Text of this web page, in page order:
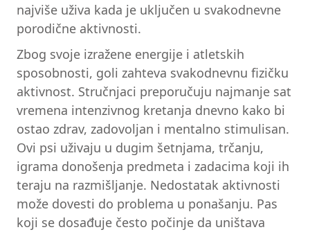
najviše uživa kada je uključen u svakodnevne
porodične aktivnosti.
Zbog svoje izražene energije i atletskih
sposobnosti, goli zahteva svakodnevnu fizičku
aktivnost. Stručnjaci preporučuju najmanje sat
vremena intenzivnog kretanja dnevno kako bi
ostao zdrav, zadovoljan i mentalno stimulisan.
Ovi psi uživaju u dugim šetnjama, trčanju,
igrama donošenja predmeta i zadacima koji ih
teraju na razmišljanje. Nedostatak aktivnosti
može dovesti do problema u ponašanju. Pas
koji se dosađuje često počinje da uništava